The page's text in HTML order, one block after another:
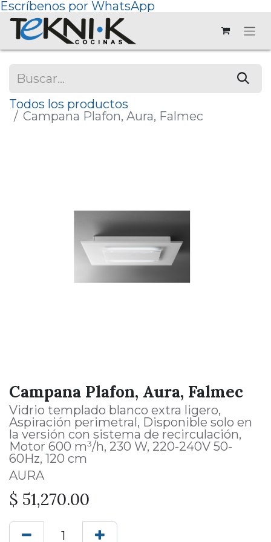
Escríbenos por WhatsApp
Todos los productos
Campana Plafon, Aura, Falmec
Campana Plafon, Aura, Falmec
Vidrio templado blanco extra ligero,
Aspiración perimetral, Disponible solo en
la versión con sistema de recirculación,
Motor 600 m³/h, 230 W, 220-240V 50-
60Hz, 120 cm
AURA
$ 51,270.00